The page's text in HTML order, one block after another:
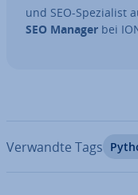
und SEO-Spe­zia­list
SEO Manager bei
Verwandte Tags